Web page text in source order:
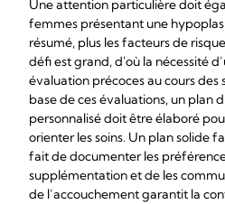
Une attention particulière doit
femmes présentant une
résumé, plus les facteurs de
défi est grand, d'où la nécessité
évaluation précoces au cours des
base de ces évaluations, un plan
personnalisé doit être élaboré
orienter les soins. Un plan solide
fait de documenter les
supplémentation et de les
de l’accouchement garantit la